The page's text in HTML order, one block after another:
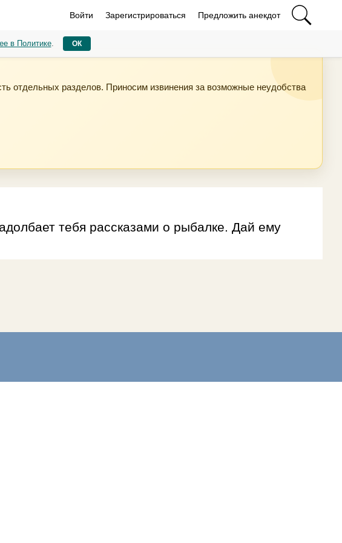
Войти Зарегистрироваться Предложить анекдот
отдельных разделов. Приносим извинения за возможные неудобства
тебя рассказами о рыбалке. Дай ему
в Политике. ОК